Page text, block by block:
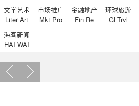
文学艺术
Liter Art
市场推广
Mkt Pro
金融地产
Fin Re
环球旅游
Gl Trvl
海客新闻
HAI WAI